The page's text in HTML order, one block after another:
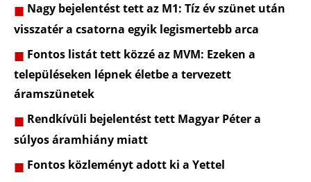
Nagy bejelentést tett az M1: Tíz év szünet után
visszatér a csatorna egyik legismertebb arca
Fontos listát tett közzé az MVM: Ezeken a
településeken lépnek életbe a tervezett
áramszünetek
Rendkívüli bejelentést tett Magyar Péter a
súlyos áramhiány miatt
Fontos közleményt adott ki a Yettel